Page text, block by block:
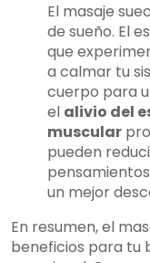
El masaje
de sueño. El
que
a calmar tu
cuerpo para
el alivio del
muscular
pueden
un mejor
En resumen, el
beneficios para tu